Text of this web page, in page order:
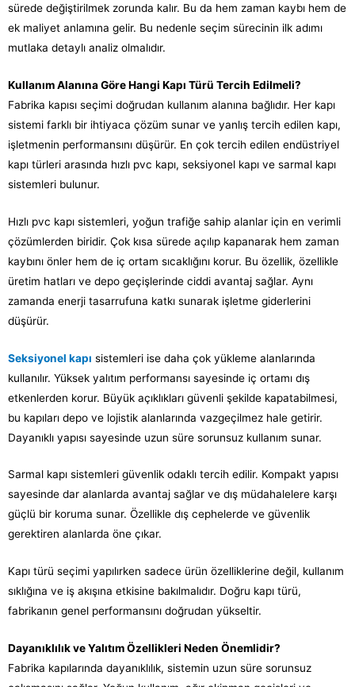
sürede değiştirilmek zorunda kalır. Bu da hem zaman kaybı hem de
ek maliyet anlamına gelir. Bu nedenle seçim sürecinin ilk adımı
mutlaka detaylı analiz olmalıdır.
Kullanım Alanına Göre Hangi Kapı Türü Tercih Edilmeli?
Fabrika kapısı seçimi doğrudan kullanım alanına bağlıdır. Her kapı
sistemi farklı bir ihtiyaca çözüm sunar ve yanlış tercih edilen kapı,
işletmenin performansını düşürür. En çok tercih edilen endüstriyel
kapı türleri arasında hızlı pvc kapı, seksiyonel kapı ve sarmal kapı
sistemleri bulunur.
Hızlı pvc kapı sistemleri, yoğun trafiğe sahip alanlar için en verimli
çözümlerden biridir. Çok kısa sürede açılıp kapanarak hem zaman
kaybını önler hem de iç ortam sıcaklığını korur. Bu özellik, özellikle
üretim hatları ve depo geçişlerinde ciddi avantaj sağlar. Aynı
zamanda enerji tasarrufuna katkı sunarak işletme giderlerini
düşürür.
Seksiyonel kapı sistemleri ise daha çok yükleme alanlarında
kullanılır. Yüksek yalıtım performansı sayesinde iç ortamı dış
etkenlerden korur. Büyük açıklıkları güvenli şekilde kapatabilmesi,
bu kapıları depo ve lojistik alanlarında vazgeçilmez hale getirir.
Dayanıklı yapısı sayesinde uzun süre sorunsuz kullanım sunar.
Sarmal kapı sistemleri güvenlik odaklı tercih edilir. Kompakt yapısı
sayesinde dar alanlarda avantaj sağlar ve dış müdahalelere karşı
güçlü bir koruma sunar. Özellikle dış cephelerde ve güvenlik
gerektiren alanlarda öne çıkar.
Kapı türü seçimi yapılırken sadece ürün özelliklerine değil, kullanım
sıklığına ve iş akışına etkisine bakılmalıdır. Doğru kapı türü,
fabrikanın genel performansını doğrudan yükseltir.
Dayanıklılık ve Yalıtım Özellikleri Neden Önemlidir?
Fabrika kapılarında dayanıklılık, sistemin uzun süre sorunsuz